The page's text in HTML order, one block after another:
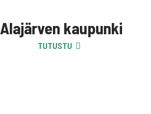
Alajärven kaupunki
TUTUSTU